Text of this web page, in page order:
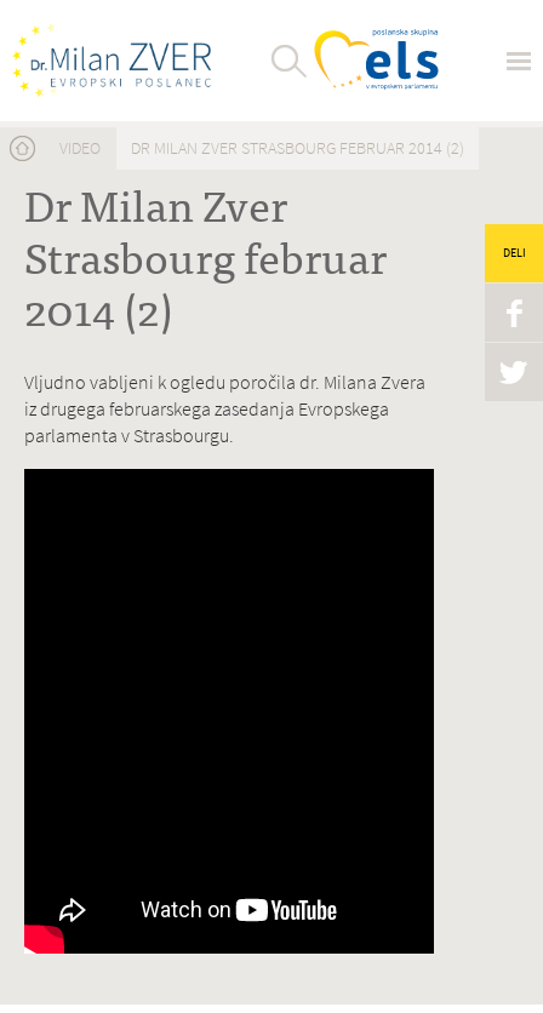
Nahajate se tukaj
VIDEO DR MILAN ZVER STRASBOURG FEBRUAR 2014 (2)
Dr Milan Zver
Strasbourg februar
2014 (2)
DELI
Vljudno vabljeni k ogledu poročila dr. Milana Zvera
iz drugega februarskega zasedanja Evropskega
parlamenta v Strasbourgu.